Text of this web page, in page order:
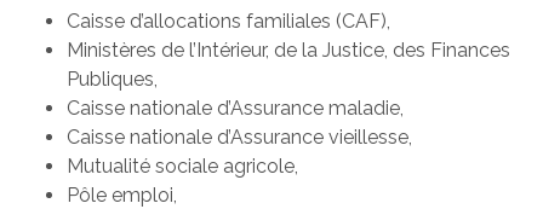
Caisse d’allocations familiales (CAF),
Ministères de l’Intérieur, de la Justice, des Finances
Publiques,
Caisse nationale d’Assurance maladie,
Caisse nationale d’Assurance vieillesse,
Mutualité sociale agricole,
Pôle emploi,